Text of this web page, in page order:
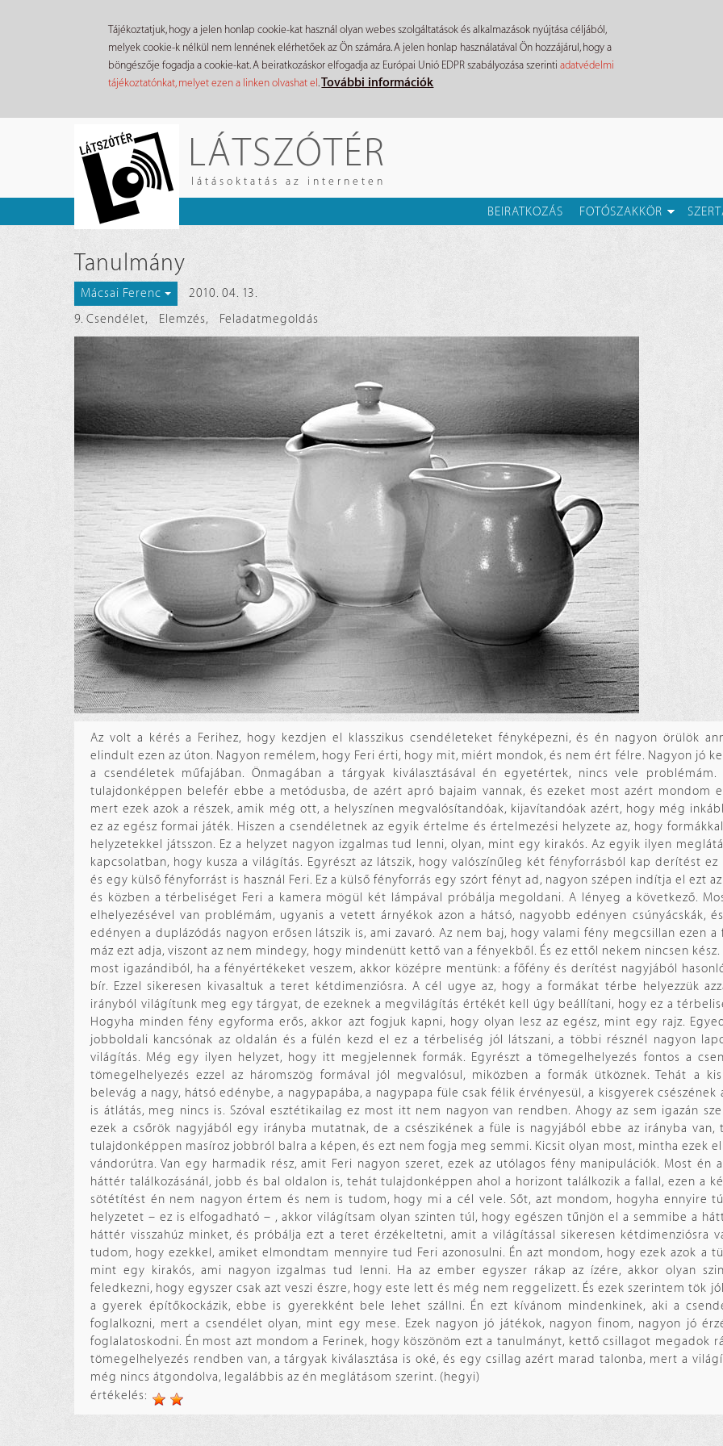
Tájékoztatjuk, hogy a jelen honlap cookie-kat használ olyan webes szolgáltatások és alkalmazások nyújtása céljából,
melyek cookie-k nélkül nem lennének elérhetőek az Ön számára. A jelen honlap használatával Ön hozzájárul, hogy a
böngészője fogadja a cookie-kat. A beiratkozáskor elfogadja az Európai Unió EDPR szabályozása szerintiadatvédelmi
tájékoztatónkat, melyet ezen a linken olvashat el.További információk
LÁTSZÓTÉR
látásoktatás az interneten
BEIRATKOZÁS FOTÓSZAKKÖR
Tanulmány
Mácsai Ferenc
2010. 04. 13.
9. Csendélet, Elemzés, Feladatmegoldás
Az volt a kérés a Ferihez, hogy kezdjen el klasszikus csendéleteket fényképezni, és én nagyon örülök
elindult ezen az úton. Nagyon remélem, hogy Feri érti, hogy mit, miért mondok, és nem ért félre. Nagyon jó
a csendéletek műfajában. Önmagában a tárgyak kiválasztásával én egyetértek, nincs vele
tulajdonképpen belefér ebbe a metódusba, de azért apró bajaim vannak, és ezeket most azért mondom
mert ezek azok a részek, amik még ott, a helyszínen megvalósítandóak, kijavítandóak azért, hogy még
ez az egész formai játék. Hiszen a csendéletnek az egyik értelme és értelmezési helyzete az, hogy
helyzetekkel játsszon. Ez a helyzet nagyon izgalmas tud lenni, olyan, mint egy kirakós. Az egyik ilyen
kapcsolatban, hogy kusza a világítás. Egyrészt az látszik, hogy valószínűleg két fényforrásból kap derítést
és egy külső fényforrást is használ Feri. Ez a külső fényforrás egy szórt fényt ad, nagyon szépen indítja el ezt
és közben a térbeliséget Feri a kamera mögül két lámpával próbálja megoldani. A lényeg a következő.
elhelyezésével van problémám, ugyanis a vetett árnyékok azon a hátsó, nagyobb edényen csúnyácskák,
edényen a duplázódás nagyon erősen látszik is, ami zavaró. Az nem baj, hogy valami fény megcsillan ezen a
máz ezt adja, viszont az nem mindegy, hogy mindenütt kettő van a fényekből. És ez ettől nekem nincsen kész.
most igazándiból, ha a fényértékeket veszem, akkor középre mentünk: a főfény és derítést nagyjából
bír. Ezzel sikeresen kivasaltuk a teret kétdimenziósra. A cél ugye az, hogy a formákat térbe helyezzük
irányból világítunk meg egy tárgyat, de ezeknek a megvilágítás értékét kell úgy beállítani, hogy ez a
Hogyha minden fény egyforma erős, akkor azt fogjuk kapni, hogy olyan lesz az egész, mint egy rajz.
jobboldali kancsónak az oldalán és a fülén kezd el ez a térbeliség jól látszani, a többi résznél nagyon
világítás. Még egy ilyen helyzet, hogy itt megjelennek formák. Egyrészt a tömegelhelyezés fontos a
tömegelhelyezés ezzel az háromszög formával jól megvalósul, miközben a formák ütköznek. Tehát a
belevág a nagy, hátsó edénybe, a nagypapába, a nagypapa füle csak félik érvényesül, a kisgyerek csészének
is átlátás, meg nincs is. Szóval esztétikailag ez most itt nem nagyon van rendben. Ahogy az sem igazán
ezek a csőrök nagyjából egy irányba mutatnak, de a csészikének a füle is nagyjából ebbe az irányba van,
tulajdonképpen masíroz jobbról balra a képen, és ezt nem fogja meg semmi. Kicsit olyan most, mintha ezek
vándorútra. Van egy harmadik rész, amit Feri nagyon szeret, ezek az utólagos fény manipulációk. Most én
háttér találkozásánál, jobb és bal oldalon is, tehát tulajdonképpen ahol a horizont találkozik a fallal, ezen a
sötétítést én nem nagyon értem és nem is tudom, hogy mi a cél vele. Sőt, azt mondom, hogyha ennyire
helyzetet – ez is elfogadható – , akkor világítsam olyan szinten túl, hogy egészen tűnjön el a semmibe a
háttér visszahúz minket, és próbálja ezt a teret érzékeltetni, amit a világítással sikeresen kétdimenziósra
tudom, hogy ezekkel, amiket elmondtam mennyire tud Feri azonosulni. Én azt mondom, hogy ezek azok a
mint egy kirakós, ami nagyon izgalmas tud lenni. Ha az ember egyszer rákap az ízére, akkor olyan
feledkezni, hogy egyszer csak azt veszi észre, hogy este lett és még nem reggelizett. És ezek szerintem tök
a gyerek építőkockázik, ebbe is gyerekként bele lehet szállni. Én ezt kívánom mindenkinek, aki a
foglalkozni, mert a csendélet olyan, mint egy mese. Ezek nagyon jó játékok, nagyon finom, nagyon jó
foglalatoskodni. Én most azt mondom a Ferinek, hogy köszönöm ezt a tanulmányt, kettő csillagot megadok
tömegelhelyezés rendben van, a tárgyak kiválasztása is oké, és egy csillag azért marad talonba, mert a
még nincs átgondolva, legalábbis az én meglátásom szerint. (hegyi)
értékelés: